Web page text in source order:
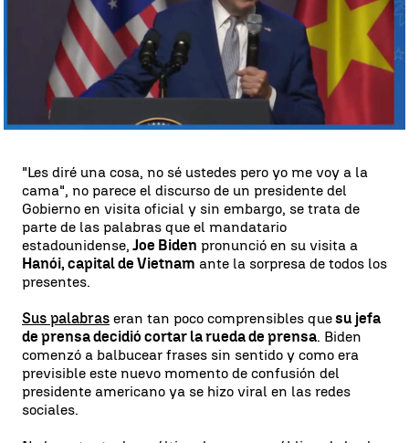
Antena 3 Noticias
Publicado:
11 de septiembre de 2023, 15:24
Linkedin
"Les diré una cosa, no sé ustedes pero yo me voy a la
cama", no parece el discurso de un presidente del
Gobierno en visita oficial y sin embargo, se trata de
parte de las palabras que el mandatario
estadounidense, Joe Biden pronunció en su visita a
Hanói, capital de Vietnam ante la sorpresa de todos los
presentes.
Sus palabras eran tan poco comprensibles quesu jefa
de prensa decidió cortar la rueda de prensa. Biden
comenzó a balbucear frases sin sentido y como era
previsible este nuevo momento de confusión del
presidente americano ya se hizo viral en las redes
sociales.